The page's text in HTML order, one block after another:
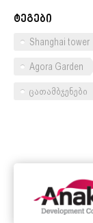
ტეგები
Shanghai tower
Agora Garden
ცათამბჯენები